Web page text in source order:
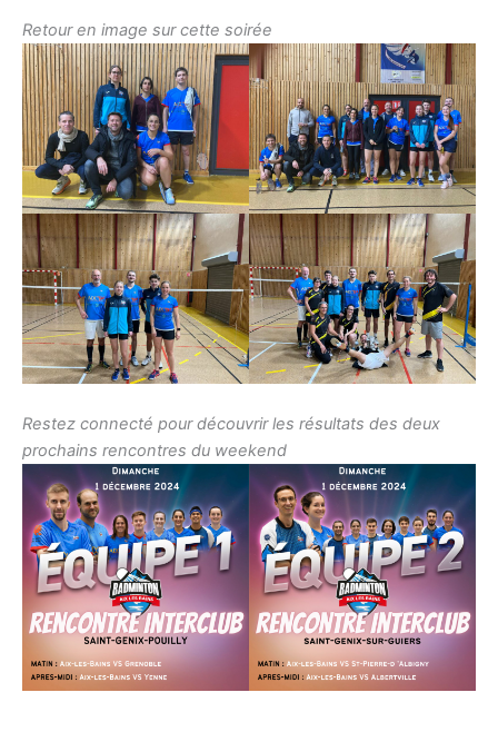
Retour en image sur cette soirée
Restez connecté pour découvrir les résultats des deux
prochains rencontres du weekend